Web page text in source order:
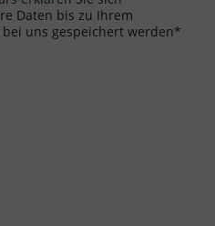
Daten bis zu Ihrem
uns gespeichert werden*